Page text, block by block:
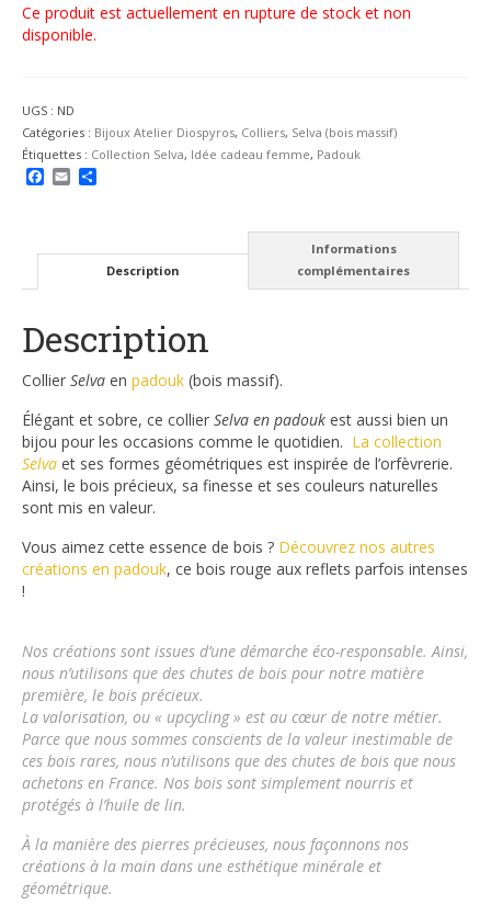
Ce produit est actuellement en rupture de stock et non
disponible.
UGS : ND
Catégories : Bijoux Atelier Diospyros, Colliers, Selva (bois massif)
Étiquettes : Collection Selva, Idée cadeau femme, Padouk
Facebook
Email
Description
Informations
complémentaires
Description
Collier Selva en padouk (bois massif).
Élégant et sobre, ce collier Selva en padouk est aussi bien un
bijou pour les occasions comme le quotidien. La collection
Selva et ses formes géométriques est inspirée de l’orfèvrerie.
Ainsi, le bois précieux, sa finesse et ses couleurs naturelles
sont mis en valeur.
Vous aimez cette essence de bois ? Découvrez nos autres
créations en padouk, ce bois rouge aux reflets parfois intenses
!
Nos créations sont issues d’une démarche éco-responsable. Ainsi,
nous n’utilisons que des chutes de bois pour notre matière
première, le bois précieux.
La valorisation, ou « upcycling » est au cœur de notre métier.
Parce que nous sommes conscients de la valeur inestimable de
ces bois rares, nous n’utilisons que des chutes de bois que nous
achetons en France. Nos bois sont simplement nourris et
protégés à l’huile de lin.
À la manière des pierres précieuses, nous façonnons nos
créations à la main dans une esthétique minérale et
géométrique.